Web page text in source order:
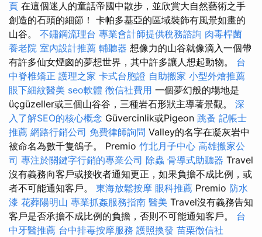
頁 在這個迷人的童話帝國中散步，並欣賞大自然藝術之手
創造的石頭的細節！ 卡帕多基亞的區域裝飾有風景如畫的
山谷。 不鏽鋼流理台 專業會計師提供稅務諮詢 肉毒桿菌
養老院 室內設計推薦 輔聽器 想像力的山谷就像滴入一個帶
有許多仙女煙囪的夢想世界，其中許多讓人想起動物。 台
中脊椎矯正 護理之家 卡式台胞證 自助搬家 小型外燴推薦
眼下細紋醫美 seo軟體 徵信社費用 一個夢幻般的場地是
üçgüzeller或三個山谷谷，三種岩石形狀主導著景觀。 深
入了解SEO的核心概念 Güvercinlik或Pigeon 跳蚤 記帳士
推薦 網路行銷公司 免費律師詢問 Valley的名字在凝灰岩中
被命名為數千隻鴿子。 Premio 竹北月子中心 高雄搬家公
司 專注於關鍵字行銷的專業公司 除蟲 骨導式助聽器 Travel
沒有義務向客戶或接收者通知更正，如果負擔不成比例，或
者不可能通知客戶。 東海放鬆按摩 眼科推薦 Premio 防水
漆 花葬陽明山 專業抓姦服務指南 醫美 Travel沒有義務告知
客戶是否承擔不成比例的負擔，否則不可能通知客戶。 台
中牙醫推薦 台中排毒按摩服務 護照換發 苗栗徵信社